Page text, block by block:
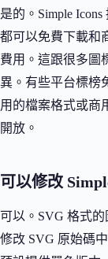
是的。Simple
都可以免費下載和
費用。這跟很多圖
異。有些平台標榜
用的檔案格式或商
開放。
可以修改
可以。SVG 格式
修改 SVG 原始碼